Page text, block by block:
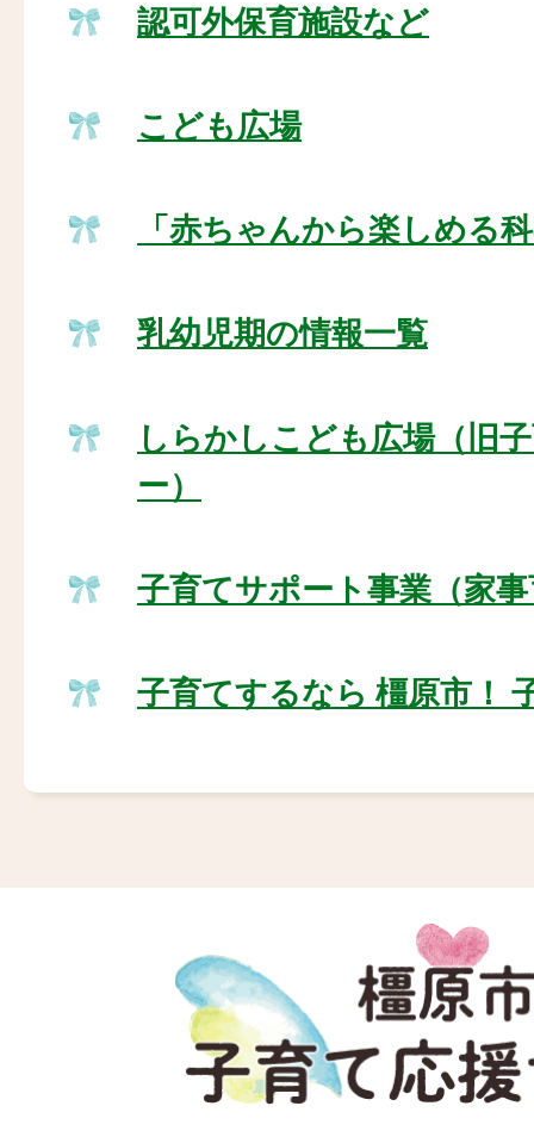
認可外保育施設など
こども広場
「赤ちゃんから楽しめる
乳幼児期の情報一覧
しらかしこども広場（旧
ー）
子育てサポート事業（家
子育てするなら 橿原市！
原
市
子
育